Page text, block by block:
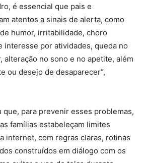
é essencial que pais e
atentos a sinais de alerta, como
humor, irritabilidade, choro
interesse por atividades, queda no
alteração no sono e no apetite, além
ou desejo de desaparecer”,
que, para prevenir esses problemas,
famílias estabeleçam limites
internet, com regras claras, rotinas
construídos em diálogo com os